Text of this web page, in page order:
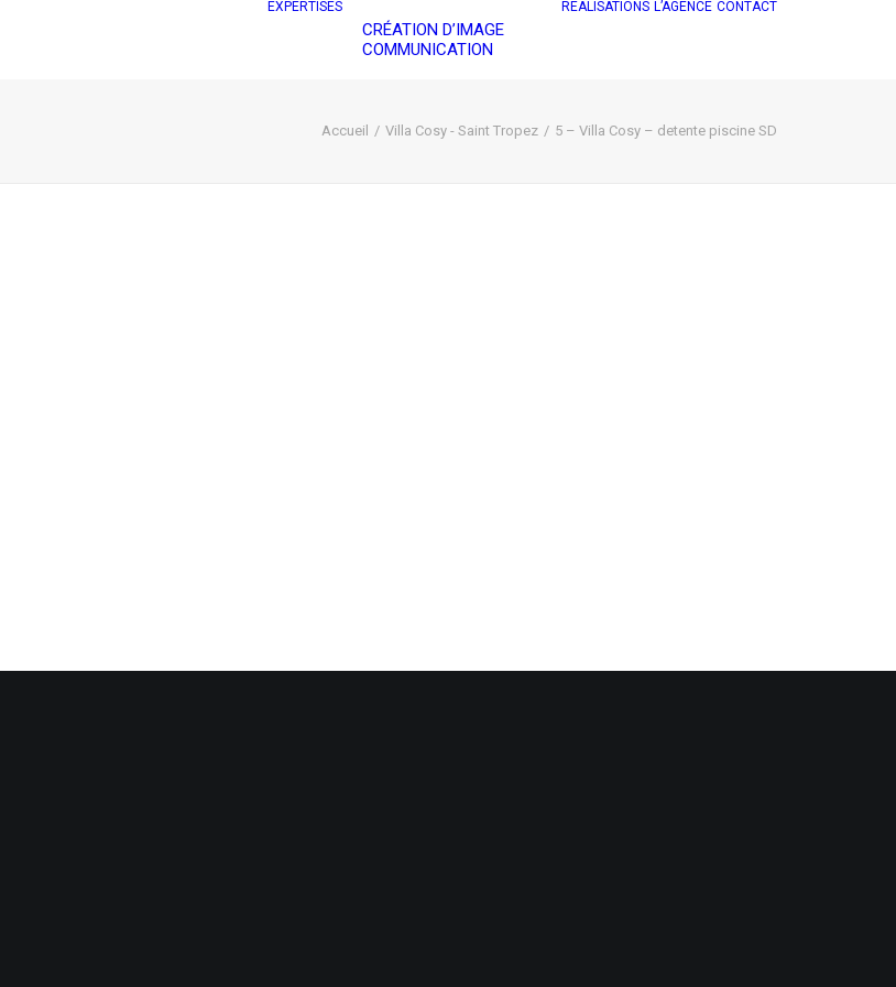
EXPERTISES
CRÉATION D’IMAGE
COMMUNICATION
RÉALISATIONS L’AGENCE CONTACT
Accueil Villa Cosy - Saint Tropez 5 – Villa Cosy – detente piscine SD